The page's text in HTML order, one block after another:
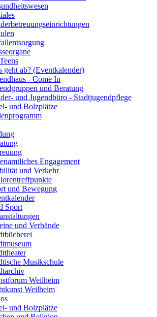
geht ab? (Eventkalender)
- Come In
und Beratung
und Jugendbüro - Stadtjugendpflege
und Bolzplätze
Engagement
und Verkehr
und Bewegung
Sport
und Verbände
Musikschule
Weilheim
Weilheim
und Bolzplätze